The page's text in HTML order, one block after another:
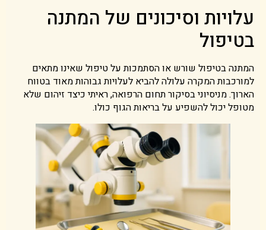
עלויות וסיכונים של המתנה
בטיפול
המתנה בטיפול שורש או הסתמכות על טיפול שאינו מתאים
למורכבות המקרה עלולה להביא לעלויות גבוהות מאוד בטווח
הארוך. מניסיוני בסיקור תחום הרפואה, ראיתי כיצד זיהום שלא
מטופל יכול להשפיע על בריאות הגוף כולו.